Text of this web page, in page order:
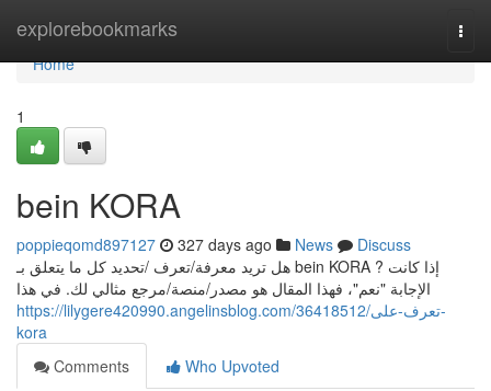
explorebookmarks
Home
Home
1
bein KORA
poppieqomd897127 327 days ago News
Discuss
هل تريد معرفة/تعرف /تحديد كل ما يتعلق بـ bein KORA ? إذا كانت
الإجابة "نعم"، فهذا المقال هو مصدر/منصة/مرجع مثالي لك. في هذا
https://lilygere420990.angelinsblog.com/36418512/تعرف-على-
kora
Comments
Who Upvoted